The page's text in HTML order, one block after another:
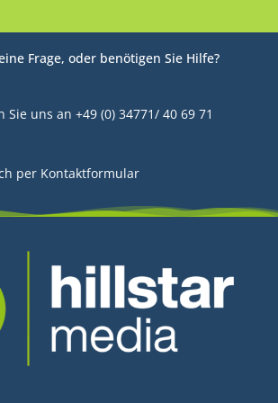
Frage, oder benötigen Sie Hilfe?
Sie uns an +49 (0) 34771/ 40 69 71
per Kontaktformular
Bewertungssiegel